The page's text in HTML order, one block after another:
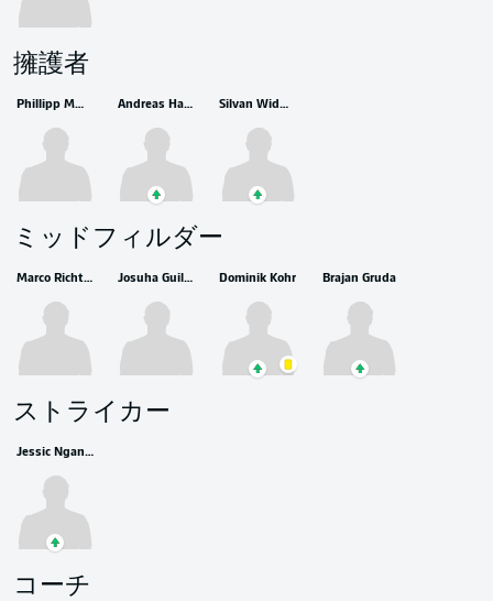
擁護者
Phillipp Mwene Andreas Hanche-Olsen Silvan Widmer
ミッドフィルダー
Marco Richter Josuha Guilavogui Dominik Kohr Brajan Gruda
ストライカー
Jessic Ngankam
コーチ